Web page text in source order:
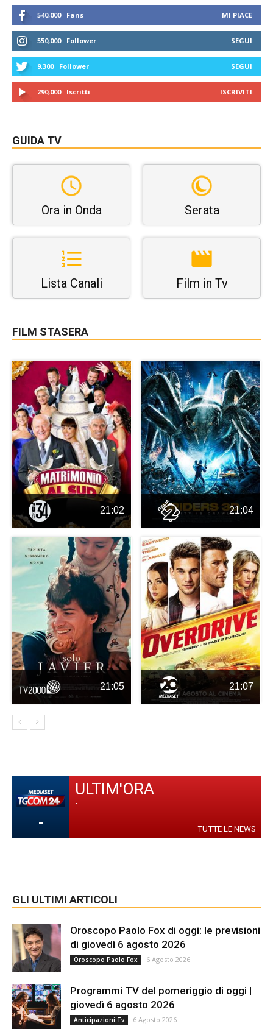
540,000 Fans MI PIACE
550,000 Follower SEGUI
9,300 Follower SEGUI
290,000 Iscritti ISCRIVITI
GUIDA TV
Ora in Onda Serata
Lista Canali Film in Tv
FILM STASERA
21:02 21:04
21:05 21:07
-
ULTIM'ORA
-
TUTTE LE NEWS
GLI ULTIMI ARTICOLI
Oroscopo Paolo Fox di oggi: le previsioni
di giovedì 6 agosto 2026
Oroscopo Paolo Fox 6 Agosto 2026
Programmi TV del pomeriggio di oggi |
giovedì 6 agosto 2026
Anticipazioni Tv 6 Agosto 2026